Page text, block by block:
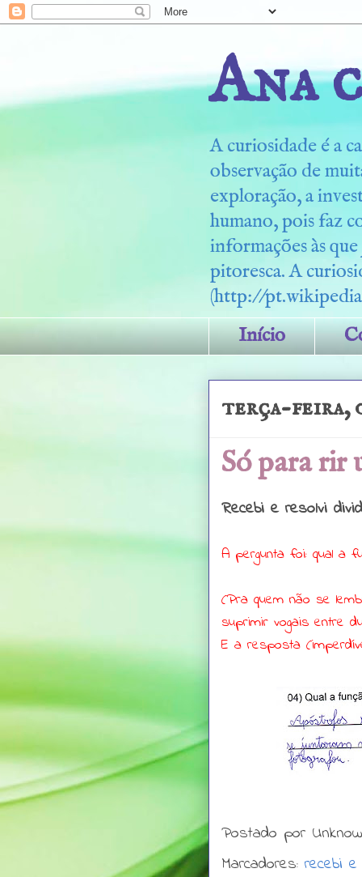
Ana
A curiosidade é a
observação de
exploração, a
humano, pois faz
informações às
pitoresca. A
(http://
Início
terça-feira,
Só para rir
Recebi e resolvi
A pergunta foi: qual a
(Pra quem não se
suprimir vogais entre
E a resposta
Postado por
Marcadores: recebi